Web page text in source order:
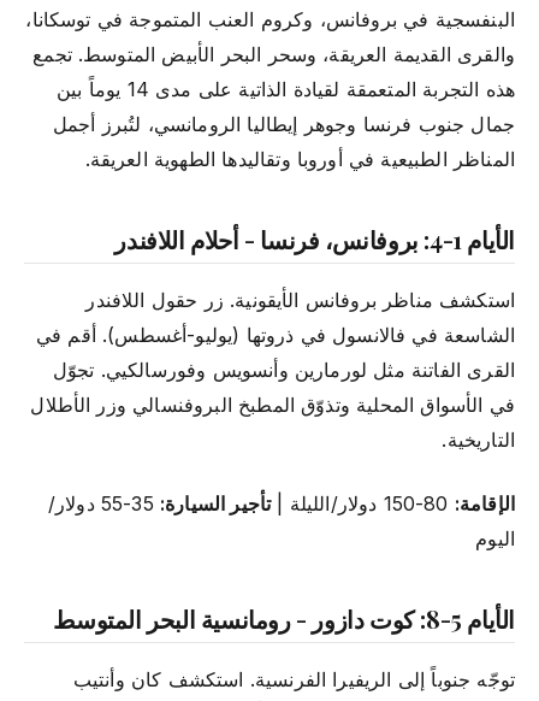
البنفسجية في بروفانس، وكروم العنب المتموجة في توسكانا،
والقرى القديمة العريقة، وسحر البحر الأبيض المتوسط. تجمع
هذه التجربة المتعمقة لقيادة الذاتية على مدى 14 يوماً بين
جمال جنوب فرنسا وجوهر إيطاليا الرومانسي، لتُبرز أجمل
المناظر الطبيعية في أوروبا وتقاليدها الطهوية العريقة.
الأيام 1-4: بروفانس، فرنسا - أحلام اللافندر
استكشف مناظر بروفانس الأيقونية. زر حقول اللافندر
الشاسعة في فالانسول في ذروتها (يوليو-أغسطس). أقم في
القرى الفاتنة مثل لورمارين وأنسويس وفورسالكيي. تجوّل
في الأسواق المحلية وتذوّق المطبخ البروفنسالي وزر الأطلال
التاريخية.
الإقامة: تأجير السيارة:
35-55 دولار/
اليوم
الأيام 5-8: كوت دازور - رومانسية البحر المتوسط
توجّه جنوباً إلى الريفيرا الفرنسية. استكشف كان وأنتيب